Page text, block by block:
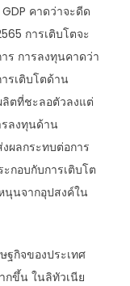
คาดว่าจะดีด
การเติบโตจะ
ร การลงทุนคาดว่า
รเติบโตด้าน
ตที่ชะลอตัวลงแต่
รลงทุนด้าน
ผลกระทบต่อการ
กอบกับการเติบโต
นุนจากอุปสงค์ใน
ฐกิจของประเทศ
ขึ้น ในลิทัวเนีย